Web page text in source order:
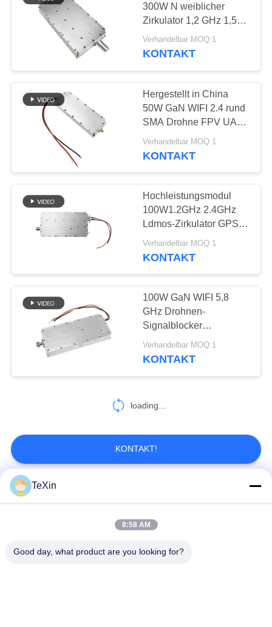
Einrichtungenverstärker
Zwei-Wege-
Verstärker
12
Drohnen-
Signalstörgerät
Brummensignaldetektor
27
Anti -Drohnen -
System
45
300W N weiblicher
Zirkulator 1,2 GHz 1,5
GHz Drohnensignal
Stationsstörmodul
Verhandelbar MOQ:1
KONTAKT
Hergestellt in China
50W GaN WIFI 2.4 rund
SMA Drohne FPV UAV
Signal drahtloses RF-
Abschirmmodul
Verhandelbar MOQ:1
KONTAKT
Hochleistungsmodul
100W1.2GHz 2.4GHz
Ldmos-Zirkulator GPS
Drohnenverteidigung
drahtloser Signalblocker
Verhandelbar MOQ:1
KONTAKT
100W GaN WIFI 5,8
GHz Drohnen-
Signalblocker
Störsender Modul
Bildübertragungs-
Verhandelbar MOQ:1
KONTAKT
loading...
KONTAKT!
Modul
TeXin
8:58 AM
Good day, what product are you looking for?